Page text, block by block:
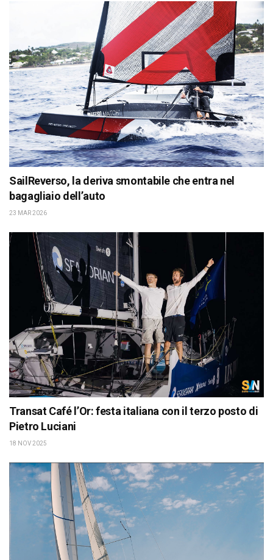
SailReverso, la deriva smontabile che entra nel
bagagliaio dell’auto
23 MAR 2026
Transat Café l’Or: festa italiana con il terzo posto di
Pietro Luciani
18 NOV 2025